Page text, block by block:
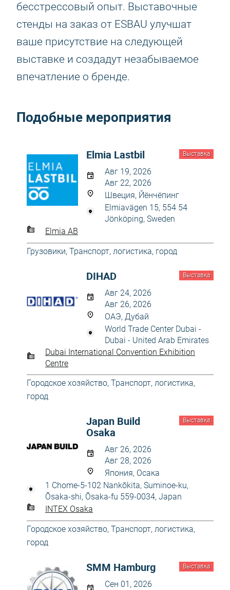
бесстрессовый опыт. Выставочные
стенды на заказ от ESBAU улучшат
ваше присутствие на следующей
выставке и создадут незабываемое
впечатление о бренде.
Подобные мероприятия
Выставка
Elmia Lastbil
Авг 19, 2026
Авг 22, 2026
Швеция, Йёнчёпинг
Elmiavägen 15, 554 54
Jönköping, Sweden
Elmia AB
Грузовики, Транспорт, логистика, город
Выставка
DIHAD
Авг 24, 2026
Авг 26, 2026
ОАЭ, Дубай
World Trade Center Dubai -
Dubai - United Arab Emirates
Dubai International Convention Exhibition
Centre
Городское хозяйство, Транспорт, логистика,
город
Выставка
Japan Build
Osaka
Авг 26, 2026
Авг 28, 2026
Япония, Осака
1 Chome-5-102 Nankōkita, Suminoe-ku,
Ōsaka-shi, Ōsaka-fu 559-0034, Japan
INTEX Osaka
Городское хозяйство, Транспорт, логистика,
город
Выставка
SMM Hamburg
Сен 01, 2026